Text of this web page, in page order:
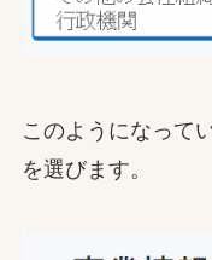
このようになって
を選びます。